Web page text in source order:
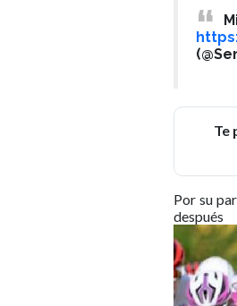
Te
Por su